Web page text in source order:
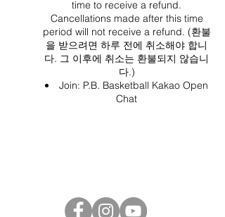
time to receive a refund.
Cancellations made after this time
period will not receive a refund. (환불
을 받으려면 하루 전에 취소해야 합니
다. 그 이후에 취소는 환불되지 않습니
다.)
Join: P.B. Basketball Kakao Open
Chat